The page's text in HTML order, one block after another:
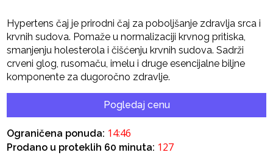
Hypertens čaj je prirodni čaj za poboljšanje zdravlja srca i
krvnih sudova. Pomaže u normalizaciji krvnog pritiska,
smanjenju holesterola i čišćenju krvnih sudova. Sadrži
crveni glog, rusomaču, imelu i druge esencijalne biljne
komponente za dugoročno zdravlje.
Pogledaj cenu
Ograničena ponuda: 14:45
Prodano u proteklih 60 minuta: 127